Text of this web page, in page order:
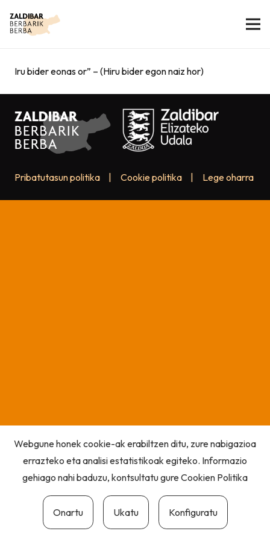
Iru bider eonas or” – (Hiru bider egon naiz hor)
Pribatutasun politika Cookie politika Lege oharra
Webgune honek cookie-ak erabiltzen ditu, zure nabigazioa
errazteko eta analisi estatistikoak egiteko. Informazio
gehiago nahi baduzu, kontsultatu gureCookien Politika
Onartu Ukatu Konfiguratu